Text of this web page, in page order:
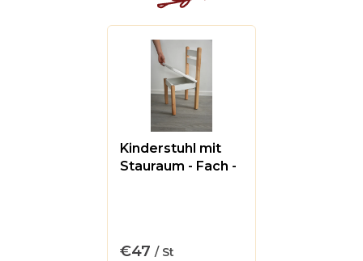
Kinderstuhl mit
Stauraum - Fach -
ist
€47 / St